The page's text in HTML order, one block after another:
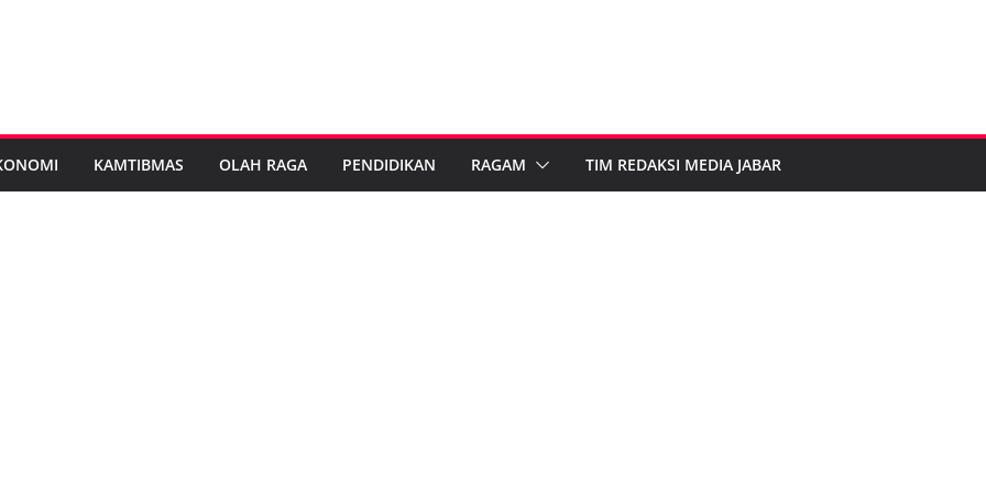
KAMTIBMAS OLAH RAGA PENDIDIKAN RAGAM TIM REDAKSI MEDIA JABAR